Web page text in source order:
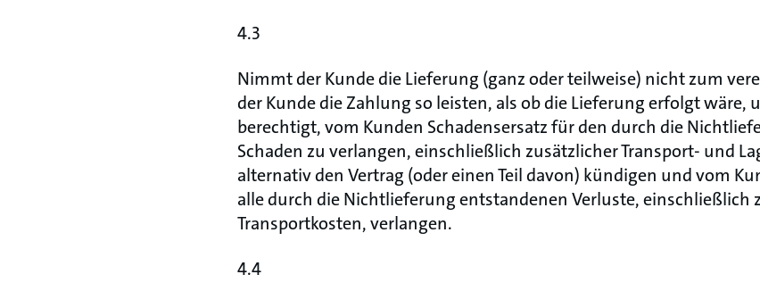
4.3
Nimmt der Kunde die Lieferung (ganz oder teilweise) nicht zum
der Kunde die Zahlung so leisten, als ob die Lieferung erfolgt wäre,
berechtigt, vom Kunden Schadensersatz für den durch die
Schaden zu verlangen, einschließlich zusätzlicher Transport- und
alternativ den Vertrag (oder einen Teil davon) kündigen und vom
alle durch die Nichtlieferung entstandenen Verluste, einschließlich
Transportkosten, verlangen.
4.4